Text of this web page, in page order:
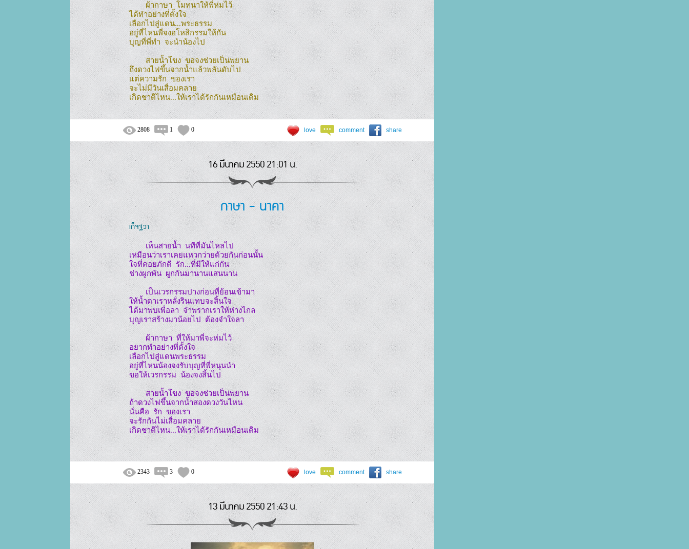
        ผ้ากาษา  โมทนาให้พี่ห่มไว้
ได้ทำอย่างที่ตั้งใจ
เลือกไปสู่แดน...พระธรรม
อยู่ที่ไหนพี่จงอโหสิกรรมให้กัน
บุญที่พี่ทำ  จะนำน้องไป
        สายน้ำโขง  ขอจงช่วยเป็นพยาน
ถึงดวงไฟขึ้นจากน้ำแล้วพลันดับไป
แต่ความรัก  ของเรา
จะไม่มีวันเสื่อมคลาย
เกิดชาติไหน...ให้เราได้รักกันเหมือนเดิม
2808 1 0 love comment share
16 มีนาคม 2550 21:01 น.
กาษา - นาคา
เก็จฐวา
        เห็นสายน้ำ  นทีที่มันไหลไป
เหมือนว่าเราเคยแหวกว่ายด้วยกันก่อนนั้น
ใจที่คอยภักดี  รัก...ที่มีให้แก่กัน
ช่างผูกพัน  ผูกกันมานานแสนนาน
        เป็นเวรกรรมปางก่อนที่ย้อนเข้ามา
ให้น้ำตาเราหลั่งรินแทบจะสิ้นใจ
ได้มาพบเพื่อลา  จำพรากเราให้ห่างไกล
บุญเราสร้างมาน้อยไป  ต้องจำใจลา
        ผ้ากาษา  ที่ให้มาพี่จะห่มไว้
อยากทำอย่างที่ตั้งใจ
เลือกไปสู่แดนพระธรรม
อยู่ที่ไหนน้องจงรับบุญที่พี่หนุนนำ
ขอให้เวรกรรม  น้องจงสิ้นไป
        สายน้ำโขง  ขอจงช่วยเป็นพยาน
ถ้าดวงไฟขึ้นจากน้ำสองดวงวันไหน
นั่นคือ  รัก  ของเรา
จะรักกันไม่เสื่อมคลาย
2343 3 0 love comment share
13 มีนาคม 2550 21:43 น.